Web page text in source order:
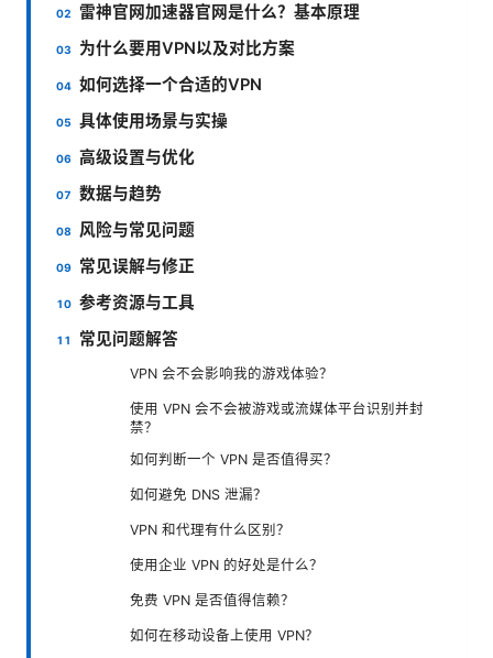
雷神官网加速器官网是什么？基本原理
为什么要用VPN以及对比方案
如何选择一个合适的VPN
具体使用场景与实操
高级设置与优化
数据与趋势
风险与常见问题
常见误解与修正
参考资源与工具
常见问题解答
VPN 会不会影响我的游戏体验？
使用 VPN 会不会被游戏或流媒体平台识别并封
禁？
如何判断一个 VPN 是否值得买？
如何避免 DNS 泄漏？
VPN 和代理有什么区别？
使用企业 VPN 的好处是什么？
免费 VPN 是否值得信赖？
如何在移动设备上使用 VPN？